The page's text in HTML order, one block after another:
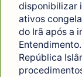
disponibilizar
ativos
do Irã após a
República